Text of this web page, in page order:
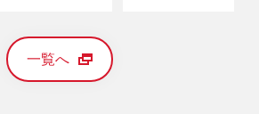
一覧へ